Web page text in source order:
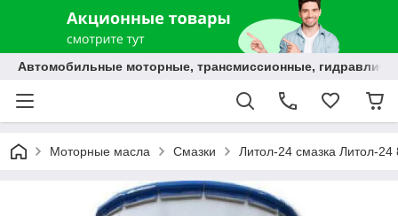
Автомобильные моторные, трансмиссионные,
Моторные масла Смазки Литол-24 смазка Литол-24